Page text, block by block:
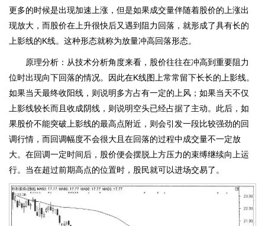
更多的时候是出现加速上涨，但是如果成交量伴随着股价的上涨出
现放大，而股价在上升很快后又遇到阻力回落，就形成了具有长的
上影线的K线。这种形态就称为放量冲高回落形态。
原理分析：从技术分析角度来看，股价往往在冲高到重要阻力
位时出现向下回落的情况。因此在K线图上常常留下长长的上影线。
如果当天最终收阳线，则说明多方占有一定的上风；如果当天不仅
上影线较长而且收成阴线，则说明空头已经占据了主动。此后，如
果股价不能突破上影线的最高点附近，则会引发一段比较强劲的回
调行情，而回调幅度不会很大且在回落的过程中成交量不一定放
大。在回调一定时间后，股价便会摆脱上方压力的束缚继续向上运
行。当在超过前期高点的位置时，股民就可以进场交易了。